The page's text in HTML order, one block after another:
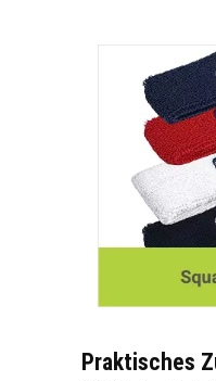
Praktisches